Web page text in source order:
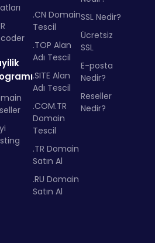
.CN Domain
Tescil
.TOP Alan
Adı Tescil
.SITE Alan
Adı Tescil
.COM.TR
Domain
Tescil
.TR Domain
Satın Al
.RU Domain
Satın Al
SSL Nedir?
Ücretsiz
SSL
E-posta
Nedir?
Reseller
Nedir?